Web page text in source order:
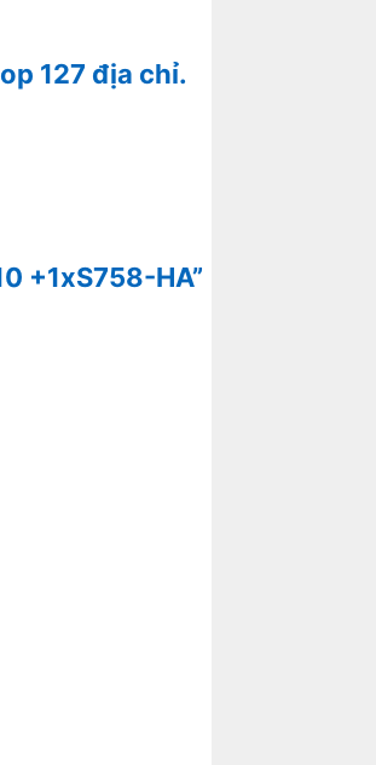
127 địa chỉ.
+1xS758-HA”